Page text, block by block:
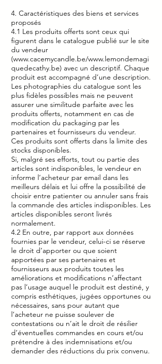
4. Caractéristiques des biens et services
proposés
4.1 Les produits offerts sont ceux qui
figurent dans le catalogue publié sur le site
du vendeur
(www.cacemycandle.be/www.lemondemagi
quedecathy.be) avec un descriptif. Chaque
produit est accompagné d’une description.
Les photographies du catalogue sont les
plus fidèles possibles mais ne peuvent
assurer une similitude parfaite avec les
produits offerts, notamment en cas de
modification du packaging par les
partenaires et fournisseurs du vendeur.
Ces produits sont offerts dans la limite des
stocks disponibles.
Si, malgré ses efforts, tout ou partie des
articles sont indisponibles, le vendeur en
informe l’acheteur par email dans les
meilleurs délais et lui offre la possibilité de
choisir entre patienter ou annuler sans frais
la commande des articles indisponibles. Les
articles disponibles seront livrés
normalement.
4.2 En outre, par rapport aux données
fournies par le vendeur, celui-ci se réserve
le droit d’apporter ou que soient
apportées par ses partenaires et
fournisseurs aux produits toutes les
améliorations et modifications n’affectant
pas l’usage auquel le produit est destiné, y
compris esthétiques, jugées opportunes ou
nécessaires, sans pour autant que
l’acheteur ne puisse soulever de
contestations ou n’ait le droit de résilier
d’éventuelles commandes en cours et/ou
prétendre à des indemnisations et/ou
demander des réductions du prix convenu.